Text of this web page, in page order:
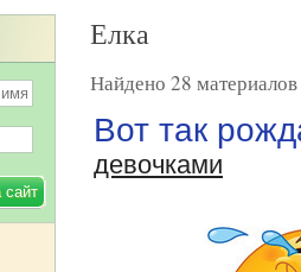
Елка
Найдено 28
Вот так
девочками